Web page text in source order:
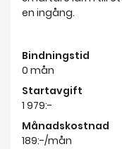
en ingång.
Bindningstid
0 mån
Startavgift
1 979:-
Månadskostnad
189:-/mån